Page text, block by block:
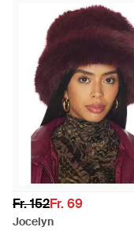
Fr. 152Fr. 69
Jocelyn